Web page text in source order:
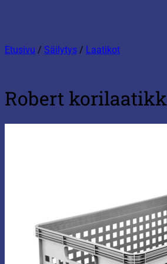
Etusivu / Säilytys / Laatikot
Robert